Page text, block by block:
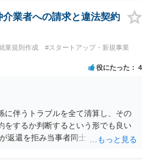
産の移転内容や時期によっては取り
クもございますので、もし契約を継
れば、先に自己破産の相談というの
のご意思が固いところであれば、リ
いますので、本部との話が先であ
業者への請求と違法契約
業規則作成
#スタートアップ・新規事業
役にたった 4
に伴うトラブルを全て清算し、その
をするか判断するという形でも良い
返還を拒み当事者同士での解決が困